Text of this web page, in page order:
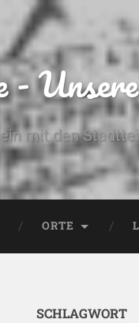
mit den
ORTE
SCHLAGWORT